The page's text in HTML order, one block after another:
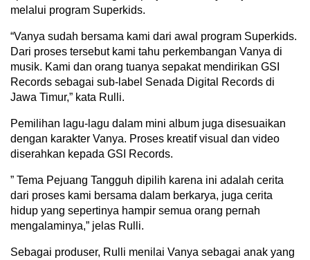
melalui program Superkids.
“Vanya sudah bersama kami dari awal program Superkids.
Dari proses tersebut kami tahu perkembangan Vanya di
musik. Kami dan orang tuanya sepakat mendirikan GSI
Records sebagai sub-label Senada Digital Records di
Jawa Timur,” kata Rulli.
Pemilihan lagu-lagu dalam mini album juga disesuaikan
dengan karakter Vanya. Proses kreatif visual dan video
diserahkan kepada GSI Records.
” Tema Pejuang Tangguh dipilih karena ini adalah cerita
dari proses kami bersama dalam berkarya, juga cerita
hidup yang sepertinya hampir semua orang pernah
mengalaminya,” jelas Rulli.
Sebagai produser, Rulli menilai Vanya sebagai anak yang